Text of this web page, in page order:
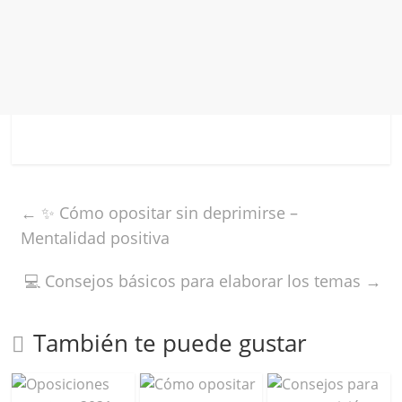
← ✨ Cómo opositar sin deprimirse –
Mentalidad positiva
💻 Consejos básicos para elaborar los temas →
También te puede gustar